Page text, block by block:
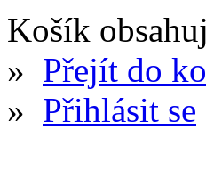
Košík
» Přejít do
» Přihlásit se